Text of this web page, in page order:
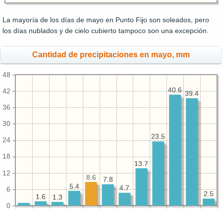
La mayoría de los días de mayo en Punto Fijo son soleados, pero
los días nublados y de cielo cubierto tampoco son una excepción.
Cantidad de precipitaciones en mayo, mm
0
6
12
18
24
30
36
42
48
2.5
39.4
40.6
23.5
13.7
4.7
7.8
5.4
1.3
1.6 2.5
39.4
40.6
23.5
13.7
4.7
7.8
8.6
5.4
1.3
1.6